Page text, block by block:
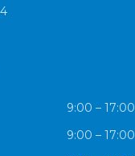
9:00 – 17:00
9:00 – 17:00